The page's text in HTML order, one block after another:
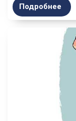
Подробнее